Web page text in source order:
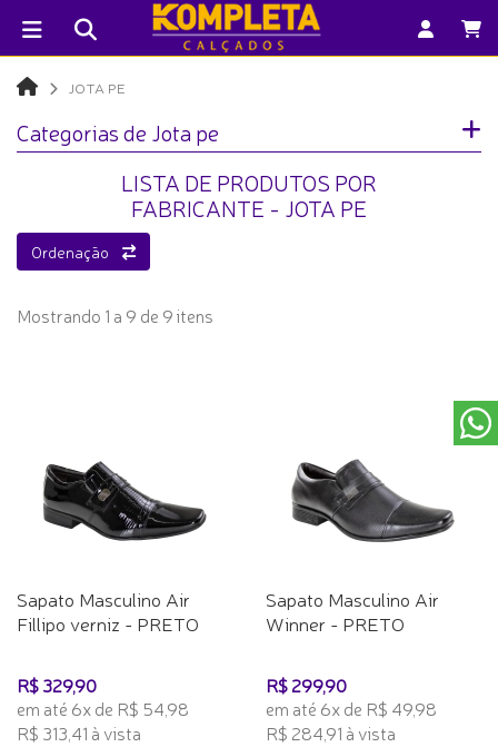
JOTA PE
Categorias de Jota pe
LISTA DE PRODUTOS POR
FABRICANTE - JOTA PE
Ordenação
Mostrando 1 a 9 de 9 itens
Sapato Masculino Air
Fillipo verniz - PRETO
R$ 329,90
em até 6x de R$ 54,98
R$ 313,41 à vista
Sapato Masculino Air
Winner - PRETO
R$ 299,90
em até 6x de R$ 49,98
R$ 284,91 à vista